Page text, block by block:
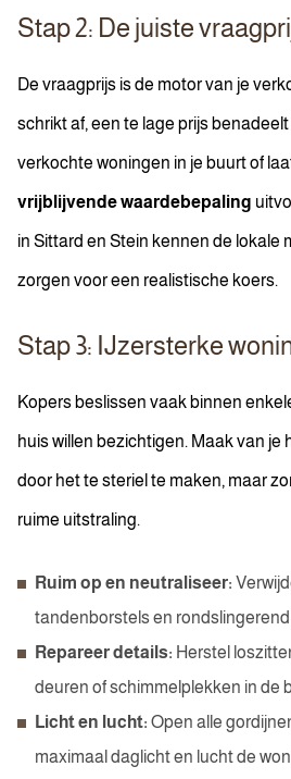
Stap 2: De juiste
De vraagprijs is de motor van je
schrikt af, een te lage prijs
verkochte woningen in je buurt of
vrijblijvende waardebepaling
in Sittard en Stein kennen de lokale
zorgen voor een realistische koers.
Stap 3: IJzersterke
Kopers beslissen vaak binnen
huis willen bezichtigen. Maak van je
door het te steriel te maken, maar
ruime uitstraling.
Ruim op en neutraliseer:
tandenborstels en
Repareer details: Herstel
deuren of schimmelplekken in de
Licht en lucht: Open alle
maximaal daglicht en lucht de